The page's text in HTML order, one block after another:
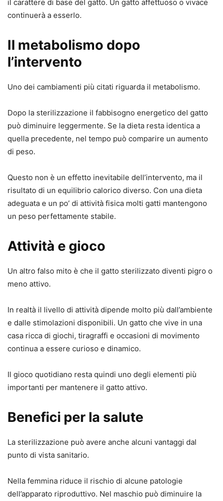
il carattere di base del gatto. Un gatto affettuoso o vivace
continuerà a esserlo.
Il metabolismo dopo
l’intervento
Uno dei cambiamenti più citati riguarda il metabolismo.
Dopo la sterilizzazione il fabbisogno energetico del gatto
può diminuire leggermente. Se la dieta resta identica a
quella precedente, nel tempo può comparire un aumento
di peso.
Questo non è un effetto inevitabile dell’intervento, ma il
risultato di un equilibrio calorico diverso. Con una dieta
adeguata e un po’ di attività fisica molti gatti mantengono
un peso perfettamente stabile.
Attività e gioco
Un altro falso mito è che il gatto sterilizzato diventi pigro o
meno attivo.
In realtà il livello di attività dipende molto più dall’ambiente
e dalle stimolazioni disponibili. Un gatto che vive in una
casa ricca di giochi, tiragraffi e occasioni di movimento
continua a essere curioso e dinamico.
Il gioco quotidiano resta quindi uno degli elementi più
importanti per mantenere il gatto attivo.
Benefici per la salute
La sterilizzazione può avere anche alcuni vantaggi dal
punto di vista sanitario.
Nella femmina riduce il rischio di alcune patologie
dell’apparato riproduttivo. Nel maschio può diminuire la